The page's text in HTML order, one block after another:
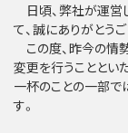
日頃、弊社が運営
て、誠にありがとうご
この度、昨今の情
変更を行うこととい
一杯のことの一部で
す。